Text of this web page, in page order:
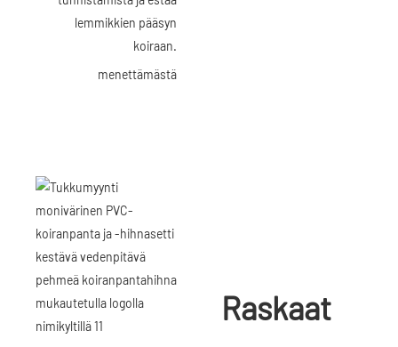
lemmikkien pääsyn
koiraan.
menettämästä
Raskaat